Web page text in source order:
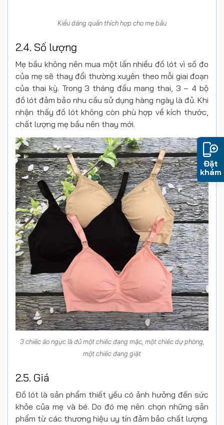
Kiểu dáng quần thích hợp cho mẹ bầu
2.4. Số lượng
Mẹ bầu không nên mua một lần nhiều đồ lót vì số đo
của mẹ sẽ thay đổi thường xuyên theo mỗi giai đoạn
của thai kỳ. Trong 3 tháng đầu mang thai, 3 – 4 bộ
đồ lót đảm bảo nhu cầu sử dụng hàng ngày là đủ. Khi
nhận thấy đồ lót không còn phù hợp về kích thước,
chất lượng mẹ bầu nên thay mới.
3 chiếc áo ngực là đủ một chiếc đang mặc, một chiếc dự phòng,
một chiếc đang giặt
2.5. Giá
Đồ lót là sản phẩm thiết yếu có ảnh hưởng đến sức
khỏe của mẹ và bé. Do đó mẹ nên chọn những sản
phẩm từ các thương hiệu uy tín đảm bảo chất lượng.
Đặt
khám